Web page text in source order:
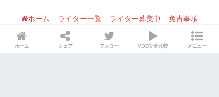
ホーム ライター一覧 ライター募集中
免責事項
利用規約
パブリシティ・宣伝・取材の問い合わせ
プライバシーポリシー
ホーム シェア フォロー VOD完全比較 メニュー